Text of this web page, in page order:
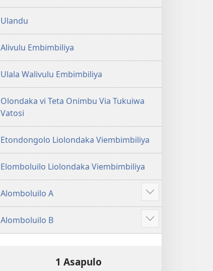
Ulandu
Alivulu Embimbiliya
Ulala Walivulu Embimbiliya
Olondaka vi Teta Onimbu Via Tukuiwa
Vatosi
Etondongolo Liolondaka Viembimbiliya
Elomboluilo Liolondaka Viembimbiliya
Alomboluilo A
Show
more
Alomboluilo B
Show
more
1 Asapulo